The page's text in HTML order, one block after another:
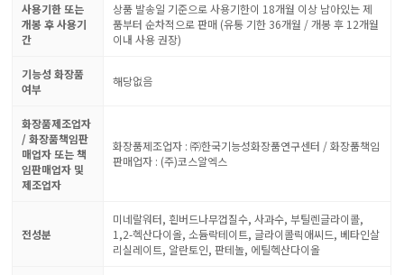
사용기한 또는
개봉 후 사용기
간
상품 발송일 기준으로 사용기한이 18개월 이상 남아있는 제
품부터 순차적으로 판매 (유통 기한 36개월 / 개봉 후 12개월
이내 사용 권장)
기능성 화장품
여부
해당없음
화장품제조업자
/ 화장품책임판
매업자 또는 책
임판매업자 및
제조업자
화장품제조업자 : ㈜한국기능성화장품연구센터 / 화장품책임
판매업자 : (주)코스알엑스
전성분
미네랄워터, 흰버드나무껍질수, 사과수, 부틸렌글라이콜,
1,2-헥산다이올, 소듐락테이트, 글라이콜릭애씨드, 베타인살
리실레이트, 알란토인, 판테놀, 에틸헥산다이올